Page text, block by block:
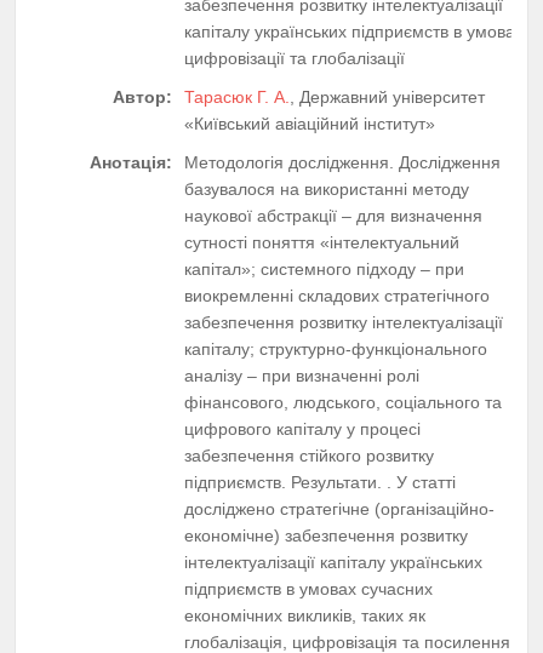
забезпечення розвитку інтелектуалізації
капіталу українських підприємств в умовах
цифровізації та глобалізації
Автор:
Тарасюк Г. А.
, Державний університет
«Київський авіаційний інститут»
Анотація:
Методологія дослідження. Дослідження
базувалося на використанні методу
наукової абстракції – для визначення
сутності поняття «інтелектуальний
капітал»; системного підходу – при
виокремленні складових стратегічного
забезпечення розвитку інтелектуалізації
капіталу; структурно-функціонального
аналізу – при визначенні ролі
фінансового, людського, соціального та
цифрового капіталу у процесі
забезпечення стійкого розвитку
підприємств. Результати. . У статті
досліджено стратегічне (організаційно-
економічне) забезпечення розвитку
інтелектуалізації капіталу українських
підприємств в умовах сучасних
економічних викликів, таких як
глобалізація, цифровізація та посилення